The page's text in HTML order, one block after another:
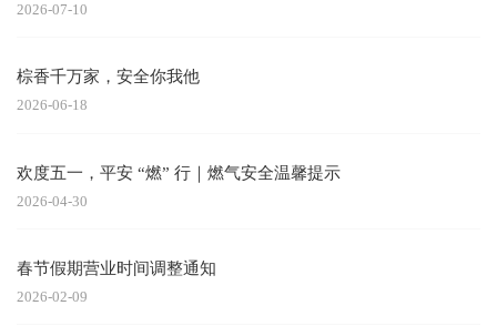
2026-07-10
棕香千万家，安全你我他
2026-06-18
欢度五一，平安 “燃” 行｜燃气安全温馨提示
2026-04-30
春节假期营业时间调整通知
2026-02-09